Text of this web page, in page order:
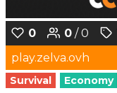
0 0 / 0
play.zelva.ovh
Survival Economy